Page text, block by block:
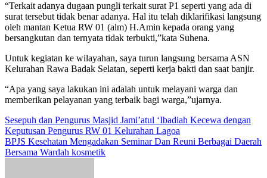
“Terkait adanya dugaan pungli terkait surat P1 seperti yang ada di
surat tersebut tidak benar adanya. Hal itu telah diklarifikasi langsung
oleh mantan Ketua RW 01 (alm) H.Amin kepada orang yang
bersangkutan dan ternyata tidak terbukti,”kata Suhena.
Untuk kegiatan ke wilayahan, saya turun langsung bersama ASN
Kelurahan Rawa Badak Selatan, seperti kerja bakti dan saat banjir.
“Apa yang saya lakukan ini adalah untuk melayani warga dan
memberikan pelayanan yang terbaik bagi warga,”ujarnya.
Navigasi
pos
Sesepuh dan Pengurus Masjid Jami’atul ‘Ibadiah Kecewa dengan
Keputusan Pengurus RW 01 Kelurahan Lagoa
BPJS Kesehatan Mengadakan Seminar Dan Reuni Berbagai Daerah
Bersama Wardah kosmetik